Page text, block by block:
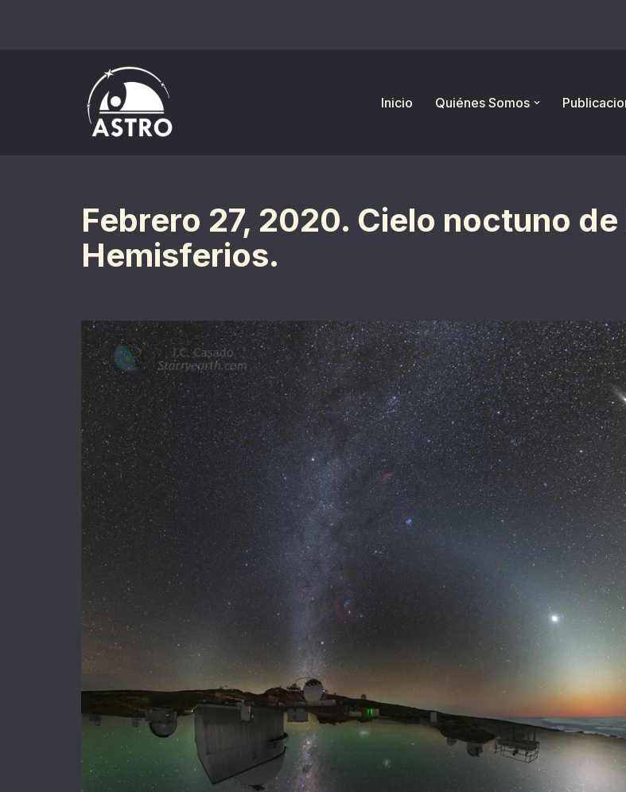
Inicio
Quiénes Somos
Febrero 27, 2020. Cielo noctuno de
Hemisferios.